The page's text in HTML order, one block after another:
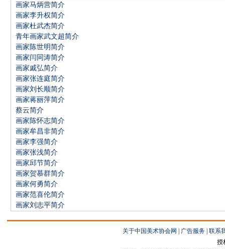
画家马炳营简介
画家李升权简介
画家杜武杰简介
青年画家武文超简介
画家陈世明简介
画家闫同涛简介
画家戚弘简介
画家张连庭简介
画家刘长顺简介
画家蒋丽萍简介
蔡云简介
画家陈怀志简介
画家牟昌非简介
画家李强简介
画家张浅简介
画家邱节简介
画家贺慕群简介
画家何勇简介
画家范喜伦简介
画家刘志平简介
关于中国美术协会网 广告服务 联系
授